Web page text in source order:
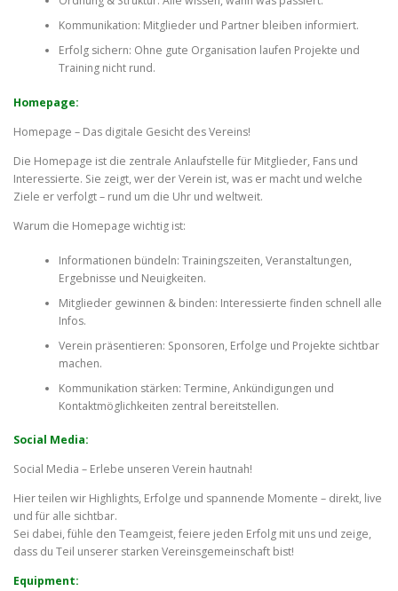
Kommunikation: Mitglieder und Partner bleiben informiert.
Erfolg sichern: Ohne gute Organisation laufen Projekte und
Training nicht rund.
Homepage:
Homepage – Das digitale Gesicht des Vereins!
Die Homepage ist die zentrale Anlaufstelle für Mitglieder, Fans und
Interessierte. Sie zeigt, wer der Verein ist, was er macht und welche
Ziele er verfolgt – rund um die Uhr und weltweit.
Warum die Homepage wichtig ist:
Informationen bündeln: Trainingszeiten, Veranstaltungen,
Ergebnisse und Neuigkeiten.
Mitglieder gewinnen & binden: Interessierte finden schnell alle
Infos.
Verein präsentieren: Sponsoren, Erfolge und Projekte sichtbar
machen.
Kommunikation stärken: Termine, Ankündigungen und
Kontaktmöglichkeiten zentral bereitstellen.
Social Media:
Social Media – Erlebe unseren Verein hautnah!
Hier teilen wir Highlights, Erfolge und spannende Momente – direkt, live
und für alle sichtbar.
Sei dabei, fühle den Teamgeist, feiere jeden Erfolg mit uns und zeige,
dass du Teil unserer starken Vereinsgemeinschaft bist!
Equipment: